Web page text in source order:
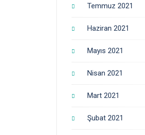
Temmuz 2021
Haziran 2021
Mayıs 2021
Nisan 2021
Mart 2021
Şubat 2021